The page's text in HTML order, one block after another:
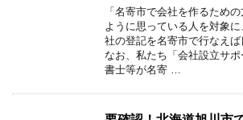
「名寄市で会社を作るため
ように思っている人を対象
社の登記を名寄市で行なえば
なお、私たち「会社設立サ
書士等が名寄 …